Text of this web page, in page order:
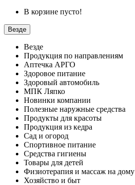
В корзине пусто!
Везде
Везде
Продукция по направлениям
Аптечка АРГО
Здоровое питание
Здоровый автомобиль
МПК Ляпко
Новинки компании
Полезные наружные средства
Продукты для красоты
Продукция из кедра
Сад и огород
Спортивное питание
Средства гигиены
Товары для детей
Физиотерапия и массаж на дому
Хозяйство и быт